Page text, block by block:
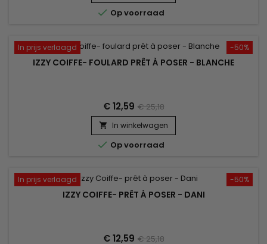
 Op voorraad
-50%
In prijs verlaagd
IZZY COIFFE- FOULARD PRÊT À POSER - BLANCHE
€ 12,59 € 25,18
 In winkelwagen
 Op voorraad
-50%
In prijs verlaagd
IZZY COIFFE- PRÊT À POSER - DANI
€ 12,59 € 25,18